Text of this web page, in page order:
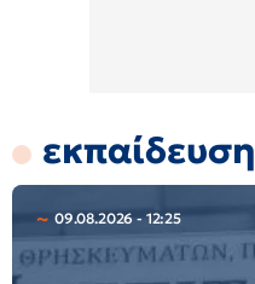
εκπαίδευση
09.08.2026 - 12:25